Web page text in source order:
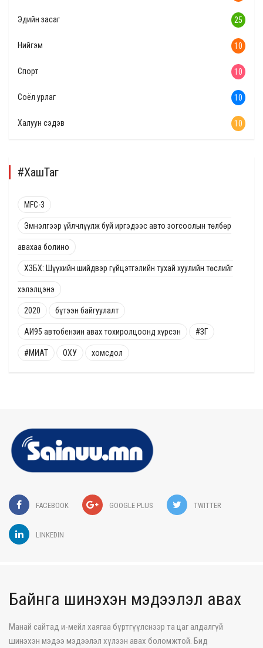
Эдийн засаг 25
Нийгэм 10
Спорт 10
Соёл урлаг 10
Халуун сэдэв 10
#ХашТаг
MFC-3
Эмнэлгээр үйлчлүүлж буй иргэдээс авто зогсоолын төлбөр
авахаа болино
ХЗБХ: Шүүхийн шийдвэр гүйцэтгэлийн тухай хуулийн төслийг
хэлэлцэнэ
2020 бүтээн байгуулалт
АИ95 автобензин авах тохиролцоонд хүрсэн #ЗГ
#МИАТ ОХУ хомсдол
FACEBOOK GOOGLE PLUS TWITTER
LINKEDIN
Байнга шинэхэн мэдээлэл авах
Манай сайтад и-мейл хаягаа бүртгүүлснээр та цаг алдалгүй
шинэхэн мэдээ мэдээлэл хүлээн авах боломжтой. Бид